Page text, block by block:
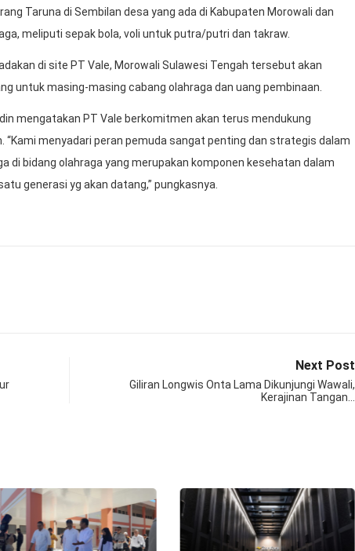
Taruna di Sembilan desa yang ada di Kabupaten Morowali dan
meliputi sepak bola, voli untuk putra/putri dan takraw.
di site PT Vale, Morowali Sulawesi Tengah tersebut akan
untuk masing-masing cabang olahraga dan uang pembinaan.
mengatakan PT Vale berkomitmen akan terus mendukung
“Kami menyadari peran pemuda sangat penting dan strategis dalam
di bidang olahraga yang merupakan komponen kesehatan dalam
generasi yg akan datang,” pungkasnya.
Next Post
Giliran Longwis Onta Lama Dikunjungi Wawali,
Kerajinan Tangan…